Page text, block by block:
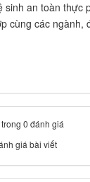
sinh an toàn thực
cùng các ngành,
0 đánh giá
giá bài viết